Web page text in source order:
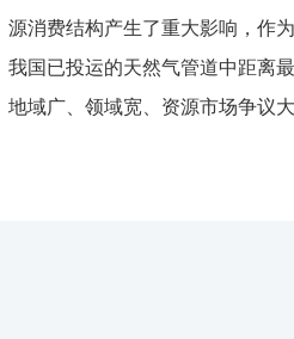
源消费结构产生了重大影响，作
我国已投运的天然气管道中距离
地域广、领域宽、资源市场争议